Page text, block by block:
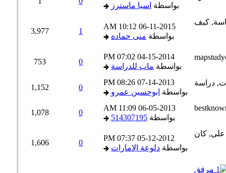
بواسطةاسيا ماسترز
06-11-2015
10:12 AM
بواسطةمنى حماده
3,977
04-15-2014
07:02 PM
بواسطةماب للدراسة
753
07-14-2013
08:26 PM
بواسطةابوحسين عمرو
1,152
06-05-2013
11:09 AM
بواسطة514307195
1,078
05-12-2012
07:37 PM
بواسطةدلوعة الامارات
1,606